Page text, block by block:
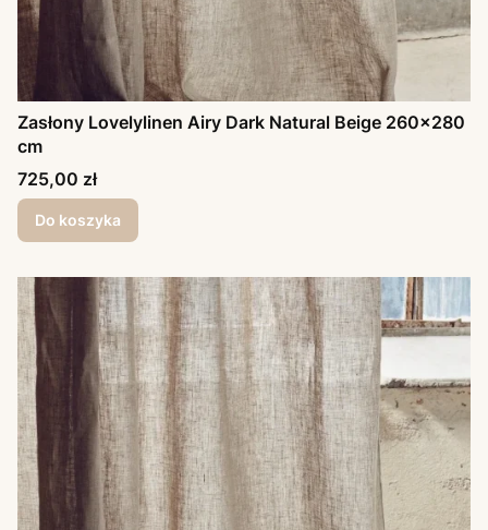
Zasłony Lovelylinen Airy Dark Natural Beige 260x280
cm
Cena
725,00 zł
Do koszyka